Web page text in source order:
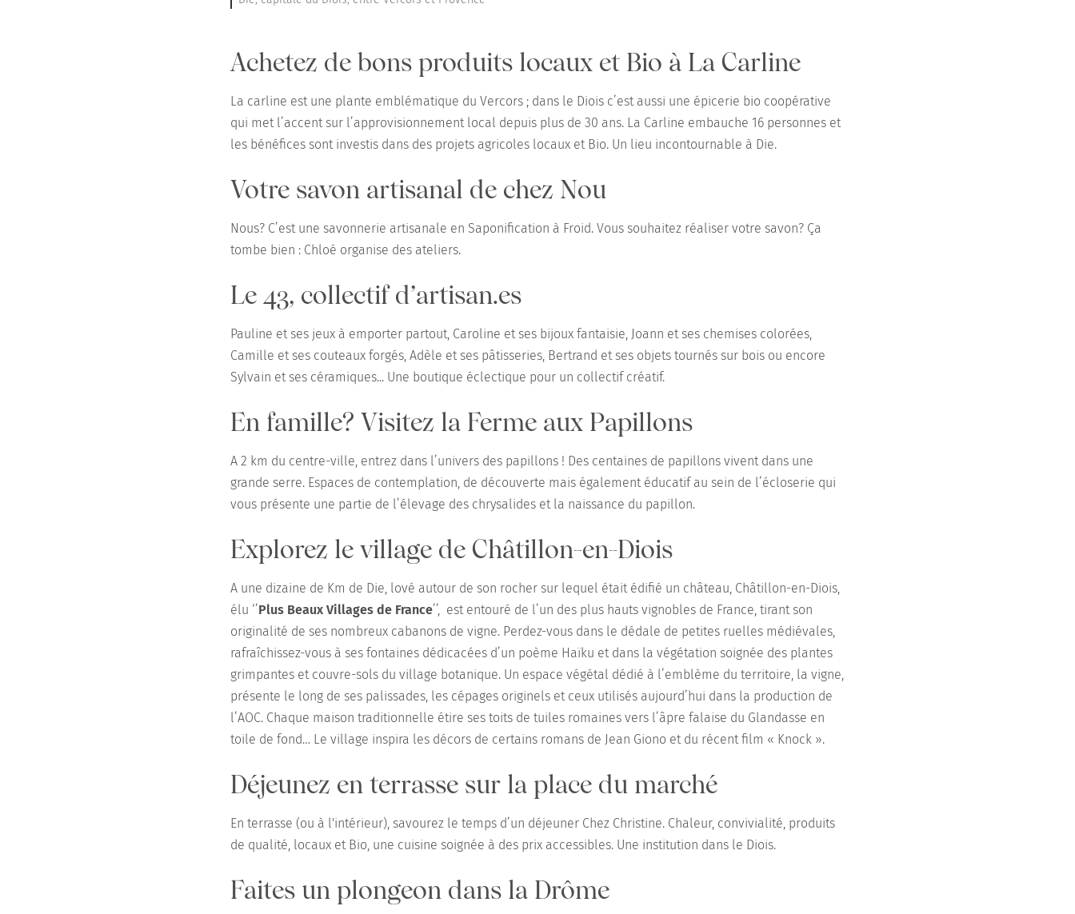
Achetez de bons produits locaux et Bio à La Carline
La carline est une plante emblématique du Vercors ; dans le Diois c’est aussi une épicerie bio coopérative
qui met l’accent sur l’approvisionnement local depuis plus de 30 ans. La Carline embauche 16 personnes et
les bénéfices sont investis dans des projets agricoles locaux et Bio. Un lieu incontournable à Die.
Votre savon artisanal de chez Nou
Nous? C’est une savonnerie artisanale en Saponification à Froid. Vous souhaitez réaliser votre savon? Ça
tombe bien : Chloé organise des ateliers.
Le 43, collectif d’artisan.es
Pauline et ses jeux à emporter partout, Caroline et ses bijoux fantaisie, Joann et ses chemises colorées,
Camille et ses couteaux forgés, Adèle et ses pâtisseries, Bertrand et ses objets tournés sur bois ou encore
Sylvain et ses céramiques... Une boutique éclectique pour un collectif créatif.
En famille? Visitez la Ferme aux Papillons
A 2 km du centre-ville, entrez dans l’univers des papillons ! Des centaines de papillons vivent dans une
grande serre. Espaces de contemplation, de découverte mais également éducatif au sein de l’écloserie qui
vous présente une partie de l’élevage des chrysalides et la naissance du papillon.
Explorez le village de Châtillon-en-Diois
A une dizaine de Km de Die, lové autour de son rocher sur lequel était édifié un château, Châtillon-en-Diois,
élu ‘’Plus Beaux Villages de France’’, est entouré de l’un des plus hauts vignobles de France, tirant son
originalité de ses nombreux cabanons de vigne. Perdez-vous dans le dédale de petites ruelles médiévales,
rafraîchissez-vous à ses fontaines dédicacées d’un poème Haïku et dans la végétation soignée des plantes
grimpantes et couvre-sols du village botanique. Un espace végétal dédié à l’emblème du territoire, la vigne,
présente le long de ses palissades, les cépages originels et ceux utilisés aujourd’hui dans la production de
l’AOC. Chaque maison traditionnelle étire ses toits de tuiles romaines vers l’âpre falaise du Glandasse en
toile de fond… Le village inspira les décors de certains romans de Jean Giono et du récent film « Knock ».
Déjeunez en terrasse sur la place du marché
En terrasse (ou à l'intérieur), savourez le temps d’un déjeuner Chez Christine. Chaleur, convivialité, produits
de qualité, locaux et Bio, une cuisine soignée à des prix accessibles. Une institution dans le Diois.
Faites un plongeon dans la Drôme